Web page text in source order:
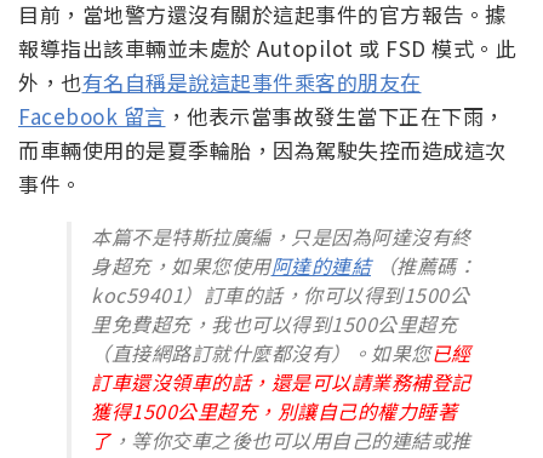
目前，當地警方還沒有關於這起事件的官方報告。據
報導指出該車輛並未處於 Autopilot 或 FSD 模式。此
外，也有名自稱是說這起事件乘客的朋友在
Facebook 留言 ，他表示當事故發生當下正在下雨，
而車輛使用的是夏季輪胎，因為駕駛失控而造成這次
事件。
本篇不是特斯拉廣編，只是因為阿達沒有終
身超充，如果您使用阿達的連結（推薦碼：
koc59401）訂車的話，你可以得到1500公
里免費超充，我也可以得到1500公里超充
（直接網路訂就什麼都沒有）。如果您已經
訂車還沒領車的話，還是可以請業務補登記
獲得1500公里超充，別讓自己的權力睡著
了，等你交車之後也可以用自己的連結或推